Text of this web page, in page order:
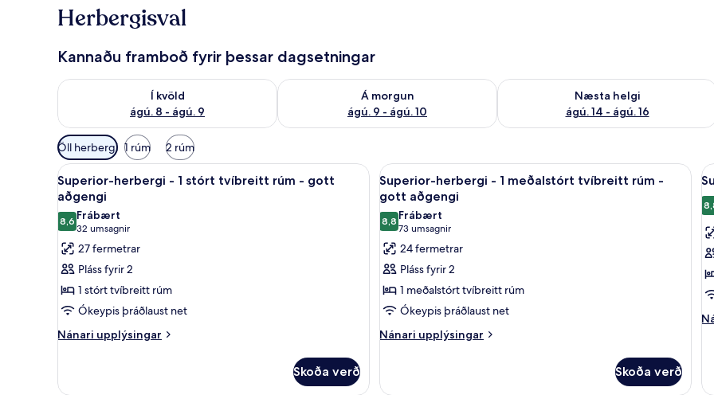
Herbergisval
Kannaðu framboð fyrir þessar dagsetningar
Í kvöld
ágú. 8 - ágú. 9
Athuga framboð í kvöld ágú. 8 - ágú. 9
Á morgun
ágú. 9 - ágú. 10
Athuga framboð á morgun ágú. 9 - ágú. 10
Næsta helgi
ágú. 14 - ágú. 16
Athuga framboð næstu helgi ágú. 14 -
Síur
í
boði
fyrir
herbergi
Öll herbergi 1 rúm 2 rúm
Skoða
allar
myndir
fyrir
Superior-
herbergi
-
1
stórt
tvíbreitt
gott
Superior-herbergi - 1 stórt tvíbreitt rúm - gott aðgengi | Ítölsk Frette-rúmföt, rúmföt af bestu gerð,
4
Superior-herbergi - 1 stórt tvíbreitt rúm - gott
aðgengi
8,68,6 af 10
Frábært
32 umsagnir
(32
umsagnir)
27 fermetrar
Pláss fyrir 2
1 stórt tvíbreitt rúm
Ókeypis þráðlaust net
Nánari upplýsingar
Nánari
herbergi
Skoða verð
Skoða
allar
myndir
fyrir
Superior-
herbergi
-
1
meðalstórt
tvíbreitt
gott
Superior-herbergi - 1 meðalstórt
6
Superior-herbergi - 1 meðalstórt tvíbreitt rúm -
gott aðgengi
8,88,8 af 10
Frábært
73 umsagnir
(73
umsagnir)
24 fermetrar
Pláss fyrir 2
1 meðalstórt tvíbreitt rúm
Ókeypis þráðlaust net
Nánari upplýsingar
Nánari
herbergi
Skoða verð
-
2
-